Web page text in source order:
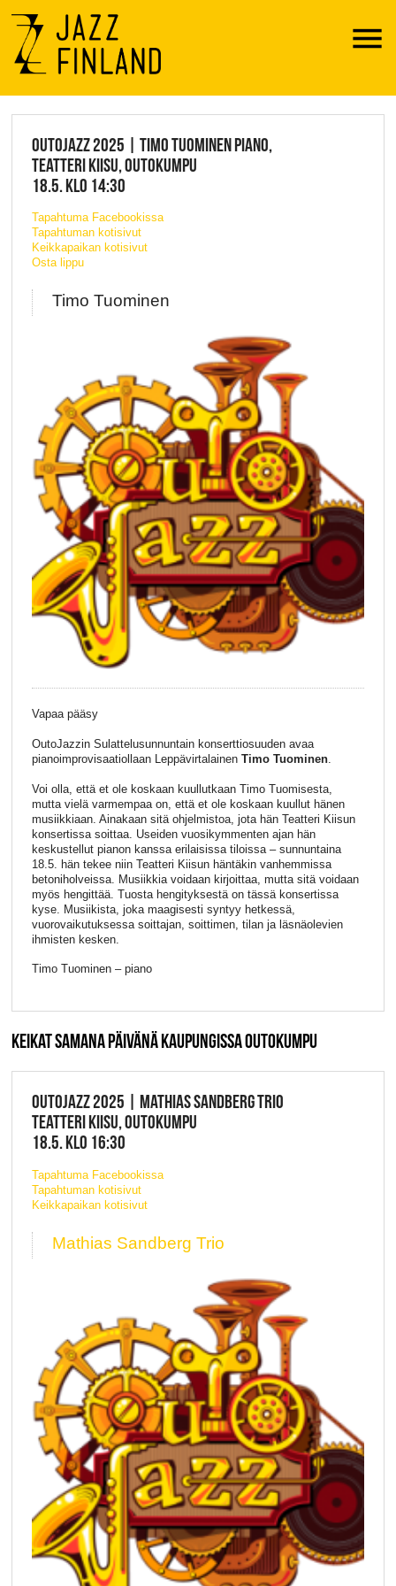
Menu
JAZZ FINLAND LIVE
OUTOJAZZ 2025 | TIMO TUOMINEN PIANO,
TEATTERI KIISU, OUTOKUMPU
18.5. KLO 14:30
Tapahtuma Facebookissa
Tapahtuman kotisivut
Keikkapaikan kotisivut
Osta lippu
Timo Tuominen
Vapaa pääsy
OutoJazzin Sulattelusunnuntain konserttiosuuden avaa
pianoimprovisaatiollaan Leppävirtalainen Timo Tuominen.
Voi olla, että et ole koskaan kuullutkaan Timo Tuomisesta,
mutta vielä varmempaa on, että et ole koskaan kuullut hänen
musiikkiaan. Ainakaan sitä ohjelmistoa, jota hän Teatteri Kiisun
konsertissa soittaa. Useiden vuosikymmenten ajan hän
keskustellut pianon kanssa erilaisissa tiloissa – sunnuntaina
18.5. hän tekee niin Teatteri Kiisun häntäkin vanhemmissa
betoniholveissa. Musiikkia voidaan kirjoittaa, mutta sitä voidaan
myös hengittää. Tuosta hengityksestä on tässä konsertissa
kyse. Musiikista, joka maagisesti syntyy hetkessä,
vuorovaikutuksessa soittajan, soittimen, tilan ja läsnäolevien
ihmisten kesken.
Timo Tuominen – piano
KEIKAT SAMANA PÄIVÄNÄ KAUPUNGISSA OUTOKUMPU
OUTOJAZZ 2025 | MATHIAS SANDBERG TRIO
TEATTERI KIISU, OUTOKUMPU
18.5. KLO 16:30
Tapahtuma Facebookissa
Tapahtuman kotisivut
Keikkapaikan kotisivut
Mathias Sandberg Trio